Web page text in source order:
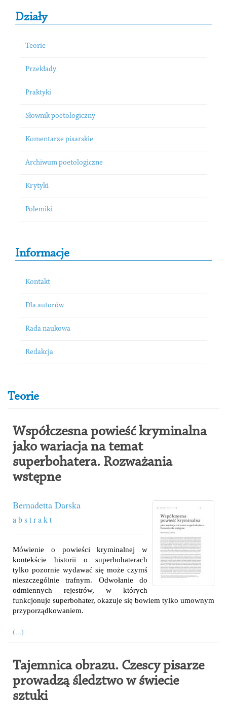
Primary Sidebar
Działy
Teorie
Przekłady
Praktyki
Słownik poetologiczny
Komentarze pisarskie
Archiwum poetologiczne
Krytyki
Polemiki
Informacje
Kontakt
Dla autorów
Rada naukowa
Redakcja
Teorie
Współczesna powieść kryminalna
jako wariacja na temat
superbohatera. Rozważania
wstępne
Bernadetta Darska
a b s t r a k t
Mówienie o powieści kryminalnej w
kontekście historii o superbohaterach
tylko pozornie wydawać się może czymś
nieszczególnie trafnym. Odwołanie do
odmiennych rejestrów, w których
funkcjonuje superbohater, okazuje się bowiem tylko umownym
przyporządkowaniem.
(...)
Tajemnica obrazu. Czescy pisarze
prowadzą śledztwo w świecie
sztuki